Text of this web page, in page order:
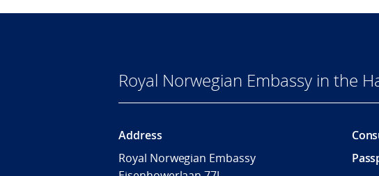
Royal Norwegian Embassy in the
Address
Royal Norwegian Embassy